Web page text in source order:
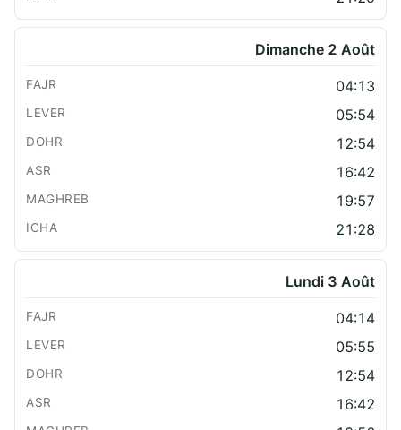
Dimanche 2 Août
04:13
05:54
12:54
16:42
19:57
21:28
Lundi 3 Août
04:14
05:55
12:54
16:42